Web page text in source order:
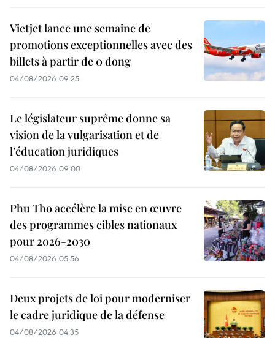
Vietjet lance une semaine de
promotions exceptionnelles avec des
billets à partir de 0 dong
04/08/2026 09:25
Le législateur suprême donne sa
vision de la vulgarisation et de
l’éducation juridiques
04/08/2026 09:00
Phu Tho accélère la mise en œuvre
des programmes cibles nationaux
pour 2026-2030
04/08/2026 05:56
Deux projets de loi pour moderniser
le cadre juridique de la défense
04/08/2026 04:35